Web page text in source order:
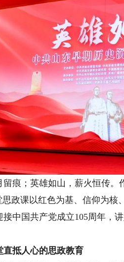
；英雄如山，薪火恒传。
政课以红色为基、信仰为核
中国共产党成立105周年，
直抵人心的思政教育